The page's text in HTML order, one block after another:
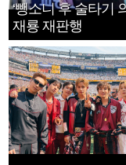
‘뺑소니 후 술타기
재룡 재판행